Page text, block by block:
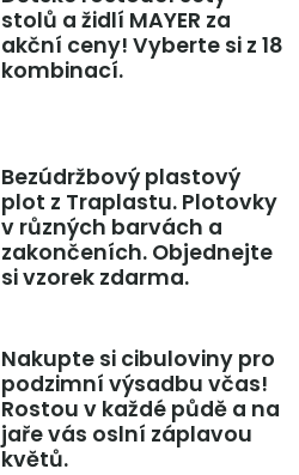
stolů a židlí MAYER za
akční ceny! Vyberte si z 18
kombinací.
Bezúdržbový plastový
plot z Traplastu. Plotovky
v různých barvách a
zakončeních. Objednejte
si vzorek zdarma.
Nakupte si cibuloviny pro
podzimní výsadbu včas!
Rostou v každé půdě a na
jaře vás oslní záplavou
květů.